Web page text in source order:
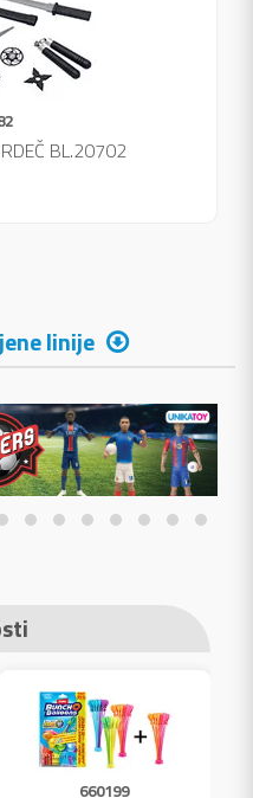
RDEČ BL.20702
linije
660199